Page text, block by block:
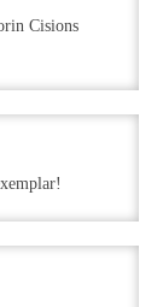
Cisions